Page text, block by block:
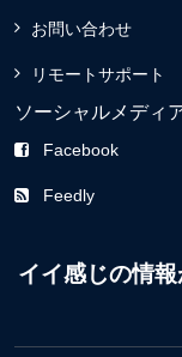
お問い合わせ
リモートサポート
ソーシャルメディ
Facebook
Feedly
イイ感じの情